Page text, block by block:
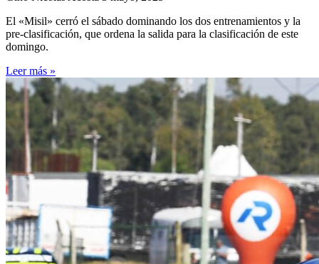
El «Misil» cerró el sábado dominando los dos entrenamientos y la
pre-clasificación, que ordena la salida para la clasificación de este
domingo.
Leer más »